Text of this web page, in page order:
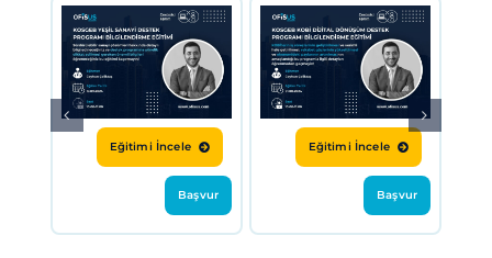
Eğitimi İncele
Başvur
Eğitimi İncele
Başvur